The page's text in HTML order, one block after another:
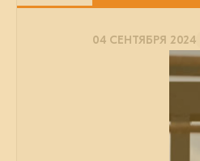
04 СЕНТЯБРЯ 2024